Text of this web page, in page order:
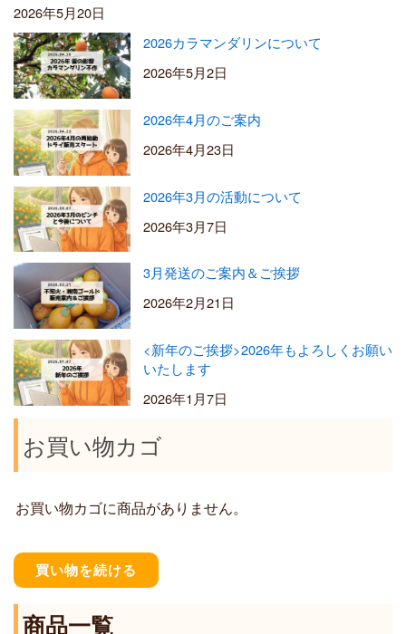
2026年5月20日
2026カラマンダリンについて
2026年5月2日
2026年4月のご案内
2026年4月23日
2026年3月の活動について
2026年3月7日
3月発送のご案内＆ご挨拶
2026年2月21日
<新年のご挨拶>2026年もよろしくお願い
いたします
2026年1月7日
お買い物カゴ
お買い物カゴに商品がありません。
買い物を続ける
商品一覧